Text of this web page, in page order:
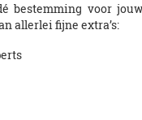
bestemming voor
allerlei fijne extra’s: